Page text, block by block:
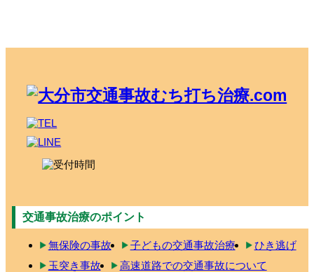
交通事故治療のポイント
無保険の事故 子どもの交通事故治療
ひき逃げ
玉突き事故
高速道路での交通事故について